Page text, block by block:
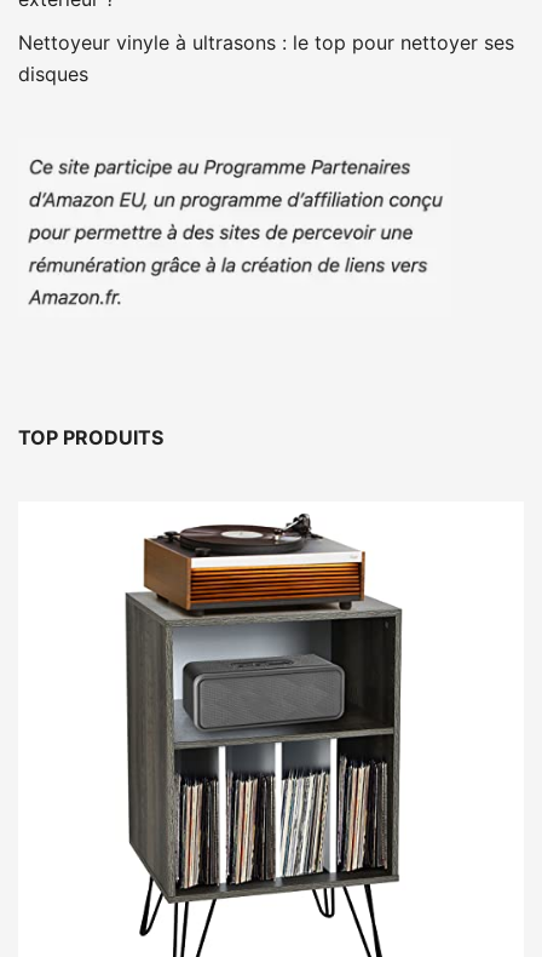
Nettoyeur vinyle à ultrasons : le top pour nettoyer ses
disques
TOP PRODUITS